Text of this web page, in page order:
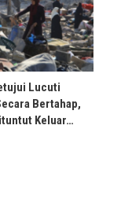
Lucuti
Bertahap,
Keluar…